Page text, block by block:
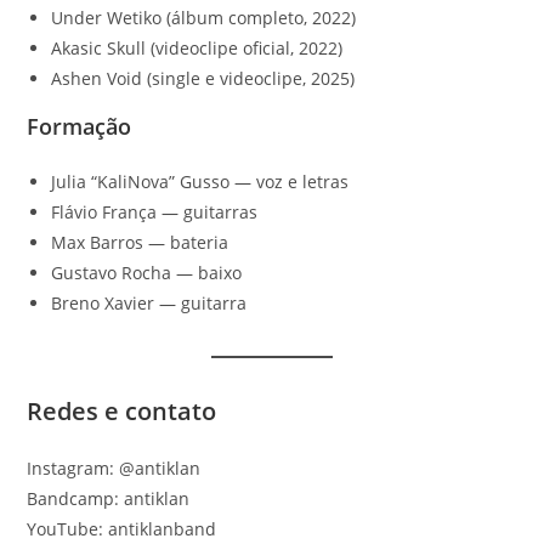
Under Wetiko (álbum completo, 2022)
Akasic Skull (videoclipe oficial, 2022)
Ashen Void (single e videoclipe, 2025)
Formação
Julia “KaliNova” Gusso — voz e letras
Flávio França — guitarras
Max Barros — bateria
Gustavo Rocha — baixo
Breno Xavier — guitarra
Redes e contato
Instagram: @antiklan
Bandcamp: antiklan
YouTube: antiklanband